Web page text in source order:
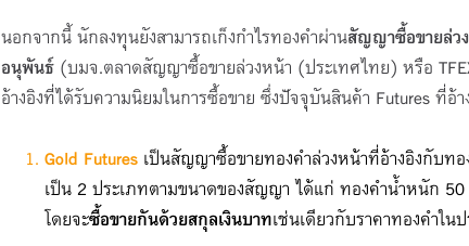
นอกจากนี้ นักลงทุนยังสามารถเก็งกำไรทองคำผ่านสัญญาซื้อขายล่ว
อนุพันธ์(บมจ.ตลาดสัญญาซื้อขายล่วงหน้า (ประเทศไทย) หรือ
อ้างอิงที่ได้รับความนิยมในการซื้อขาย ซึ่งปัจจุบันสินค้า Futures ที่อ้
Gold Futures เป็นสัญญาซื้อขายทองคำล่วงหน้าที่อ้างอิงกับท
เป็น 2 ประเภทตามขนาดของสัญญา ได้แก่ ทองคำน้ำหนัก
โดยจะซื้อขายกันด้วยสกุลเงินบาทเช่นเดียวกับราคาทองคำใน